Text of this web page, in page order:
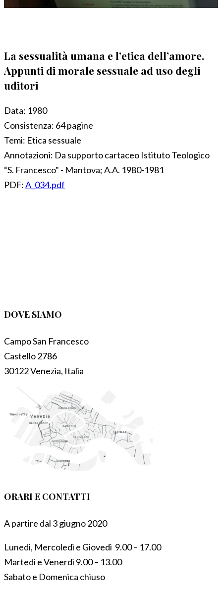
La sessualità umana e l’etica dell’amore.
Appunti di morale sessuale ad uso degli
uditori
Data: 1980
Consistenza: 64 pagine
Temi: Etica sessuale
Annotazioni: Da supporto cartaceo Istituto Teologico
“S. Francesco" - Mantova; A.A. 1980-1981
PDF:A_034.pdf
DOVE SIAMO
Campo San Francesco
Castello 2786
30122 Venezia, Italia
ORARI E CONTATTI
A partire dal 3 giugno 2020
Lunedì, Mercoledì e Giovedì 9.00 – 17.00
Martedì e Venerdì 9.00 – 13.00
Sabato e Domenica chiuso